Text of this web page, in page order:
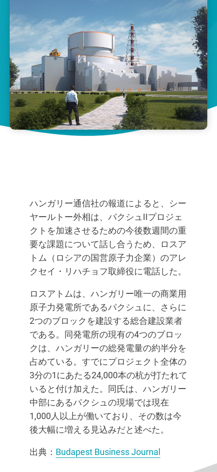
ハンガリー通信社の報道によると、シー
ヤールトー外相は、パクシュIIプロジェ
クトを加速させるための今後数週間の重
要な課題について話し合うため、ロスア
トム（ロシアの国営原子力企業）のアレ
クセイ・リハチョフ取締役に電話した。
ロスアトムは、ハンガリー唯一の商業用
原子力発電所であるパクシュに、さらに
2つのブロックを建設する総合建設業者
である。同発電所の現有の4つのブロッ
クは、ハンガリーの総発電量の約半分を
占めている。すでにプロジェクト全体の
3分の1にあたる24,000本の杭が打たれて
いると付け加えた。同氏は、ハンガリー
中部にあるパクシュの現場では現在
1,000人以上が働いており、その数は今
後大幅に増える見込みだと述べた。
出典： Budapest Business Journal